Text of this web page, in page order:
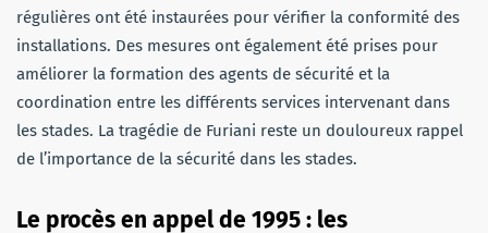
régulières ont été instaurées pour vérifier la conformité des
installations. Des mesures ont également été prises pour
améliorer la formation des agents de sécurité et la
coordination entre les différents services intervenant dans
les stades. La tragédie de Furiani reste un douloureux rappel
de l’importance de la sécurité dans les stades.
Le procès en appel de 1995 : les